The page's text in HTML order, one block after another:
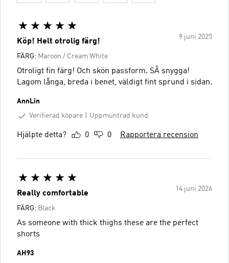
9 juni 2025
Köp! Helt otrolig färg!
FÄRG: Maroon / Cream White
Otroligt fin färg! Och skön passform. SÅ snygga!
Lagom långa, breda i benet, väldigt fint sprund i sidan.
AnnLin
Verifierad köpare
Uppmuntrad kund
Hjälpte detta? 0 0 Rapportera recension
14 juni 2026
Really comfortable
FÄRG: Black
As someone with thick thighs these are the perfect
shorts
AH93